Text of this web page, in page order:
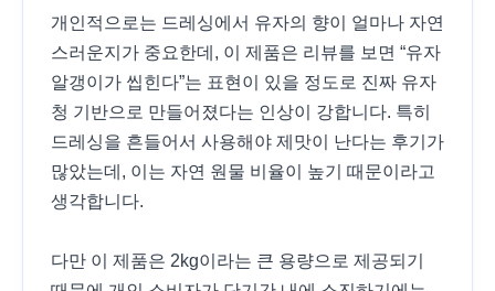
개인적으로는 드레싱에서 유자의 향이 얼마나 자연
스러운지가 중요한데, 이 제품은 리뷰를 보면 “유자
알갱이가 씹힌다”는 표현이 있을 정도로 진짜 유자
청 기반으로 만들어졌다는 인상이 강합니다. 특히
드레싱을 흔들어서 사용해야 제맛이 난다는 후기가
많았는데, 이는 자연 원물 비율이 높기 때문이라고
생각합니다.
다만 이 제품은 2kg이라는 큰 용량으로 제공되기